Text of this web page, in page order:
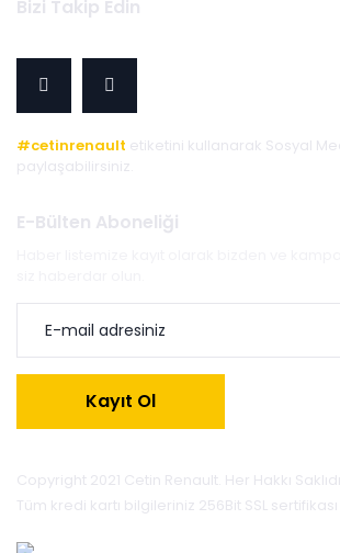
Bizi Takip Edin
#cetinrenault etiketini kullanarak Sosyal
paylaşabilirsiniz.
E-Bülten Aboneliği
Kayıt Ol
Copyright 2021 Cetin Renault. Her Hakkı
Tüm kredi kartı bilgileriniz 256Bit SSL